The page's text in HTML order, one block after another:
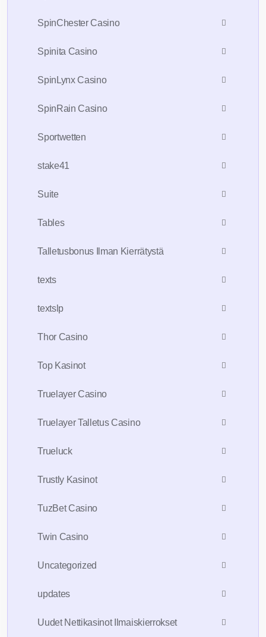
SpinChester Casino
Spinita Casino
SpinLynx Casino
SpinRain Casino
Sportwetten
stake41
Suite
Tables
Talletusbonus Ilman Kierrätystä
texts
textslp
Thor Casino
Top Kasinot
Truelayer Casino
Truelayer Talletus Casino
Trueluck
Trustly Kasinot
TuzBet Casino
Twin Casino
Uncategorized
updates
Uudet Nettikasinot Ilmaiskierrokset